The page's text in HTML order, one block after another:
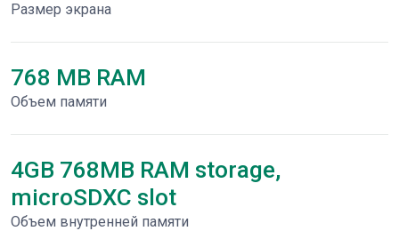
Размер экрана
768 MB RAM
Объем памяти
4GB 768MB RAM storage,
microSDXC slot
Объем внутренней памяти